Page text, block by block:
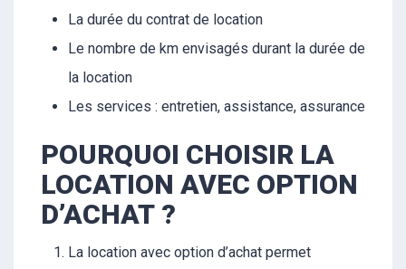
La durée du contrat de location
Le nombre de km envisagés durant la durée de
la location
Les services : entretien, assistance, assurance
POURQUOI CHOISIR LA
LOCATION AVEC OPTION
D’ACHAT ?
La location avec option d’achat permet